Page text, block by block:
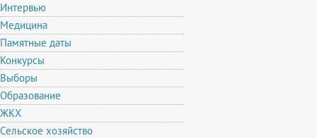
Интервью
Медицина
Памятные даты
Конкурсы
Выборы
Образование
ЖКХ
Сельское хозяйство